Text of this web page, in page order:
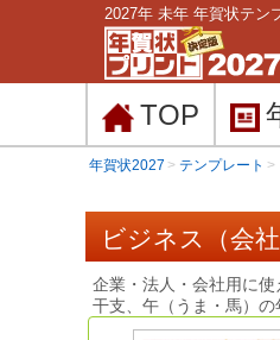
2027年 未年 年賀状テン
TOP
年賀状2027 テンプレート
ビジネス（会
企業・法人・会社用に
干支、午（うま・馬）